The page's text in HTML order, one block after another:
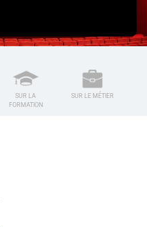
SUR LA
FORMATION
SUR LE MÉTIER